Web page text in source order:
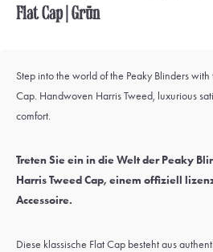
Flat Cap | Grün
Step into the world of the Peaky Blinders
Cap. Handwoven Harris Tweed, luxurious
comfort.
Treten Sie ein in die Welt der Peaky
Harris Tweed Cap, einem offiziell
Accessoire.
Diese klassische Flat Cap besteht aus